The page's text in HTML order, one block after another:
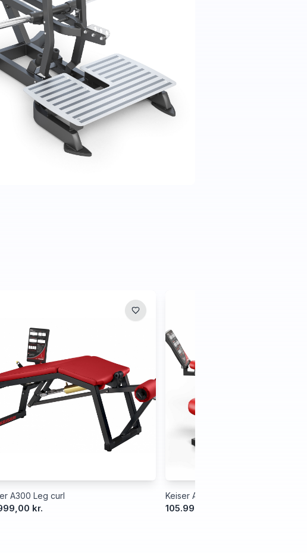
A300 Leg curl
kr.
Keiser Air300 Leg Extension
105.999,00 kr.